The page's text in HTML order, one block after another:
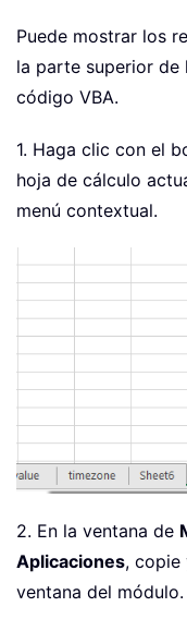
Puede mostrar los
la parte superior de
código VBA.
1. Haga clic con el
hoja de cálculo
menú contextual.
2. En la ventana de
Aplicaciones, copie
ventana del módulo.